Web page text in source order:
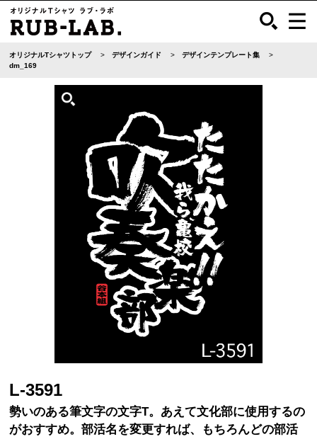
オリジナルTシャツトップ デザインガイド
デザインテンプレート集
dm_169
L-3591
勢いのある筆文字の文字T。あえて文化部に使用するの
がおすすめ。部活名を変更すれば、もちろんどの部活